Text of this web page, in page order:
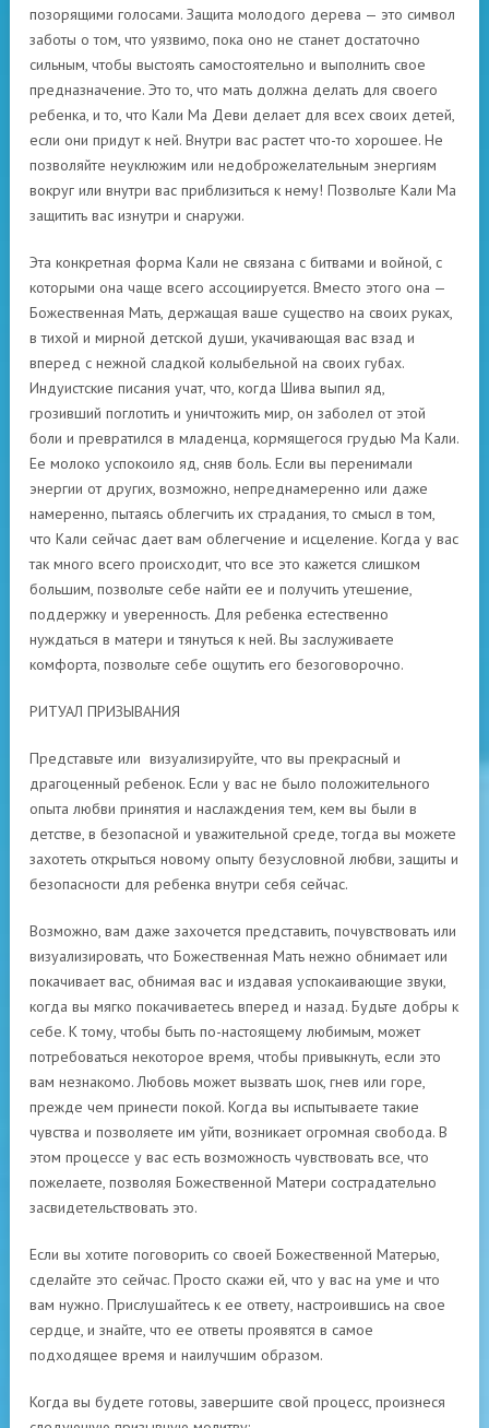
позорящими голосами. Защита молодого дерева — это символ
заботы о том, что уязвимо, пока оно не станет достаточно
сильным, чтобы выстоять самостоятельно и выполнить свое
предназначение. Это то, что мать должна делать для своего
ребенка, и то, что Кали Ма Деви делает для всех своих детей,
если они придут к ней. Внутри вас растет что-то хорошее. Не
позволяйте неуклюжим или недоброжелательным энергиям
вокруг или внутри вас приблизиться к нему! Позвольте Кали Ма
защитить вас изнутри и снаружи.
Эта конкретная форма Кали не связана с битвами и войной, с
которыми она чаще всего ассоциируется. Вместо этого она —
Божественная Мать, держащая ваше существо на своих руках,
в тихой и мирной детской души, укачивающая вас взад и
вперед с нежной сладкой колыбельной на своих губах.
Индуистские писания учат, что, когда Шива выпил яд,
грозивший поглотить и уничтожить мир, он заболел от этой
боли и превратился в младенца, кормящегося грудью Ма Кали.
Ее молоко успокоило яд, сняв боль. Если вы перенимали
энергии от других, возможно, непреднамеренно или даже
намеренно, пытаясь облегчить их страдания, то смысл в том,
что Кали сейчас дает вам облегчение и исцеление. Когда у вас
так много всего происходит, что все это кажется слишком
большим, позвольте себе найти ее и получить утешение,
поддержку и уверенность. Для ребенка естественно
нуждаться в матери и тянуться к ней. Вы заслуживаете
комфорта, позвольте себе ощутить его безоговорочно.
РИТУАЛ ПРИЗЫВАНИЯ
Представьте или визуализируйте, что вы прекрасный и
драгоценный ребенок. Если у вас не было положительного
опыта любви принятия и наслаждения тем, кем вы были в
детстве, в безопасной и уважительной среде, тогда вы можете
захотеть открыться новому опыту безусловной любви, защиты и
безопасности для ребенка внутри себя сейчас.
Возможно, вам даже захочется представить, почувствовать или
визуализировать, что Божественная Мать нежно обнимает или
покачивает вас, обнимая вас и издавая успокаивающие звуки,
когда вы мягко покачиваетесь вперед и назад. Будьте добры к
себе. К тому, чтобы быть по-настоящему любимым, может
потребоваться некоторое время, чтобы привыкнуть, если это
вам незнакомо. Любовь может вызвать шок, гнев или горе,
прежде чем принести покой. Когда вы испытываете такие
чувства и позволяете им уйти, возникает огромная свобода. В
этом процессе у вас есть возможность чувствовать все, что
пожелаете, позволяя Божественной Матери сострадательно
засвидетельствовать это.
Если вы хотите поговорить со своей Божественной Матерью,
сделайте это сейчас. Просто скажи ей, что у вас на уме и что
вам нужно. Прислушайтесь к ее ответу, настроившись на свое
сердце, и знайте, что ее ответы проявятся в самое
подходящее время и наилучшим образом.
Когда вы будете готовы, завершите свой процесс, произнеся